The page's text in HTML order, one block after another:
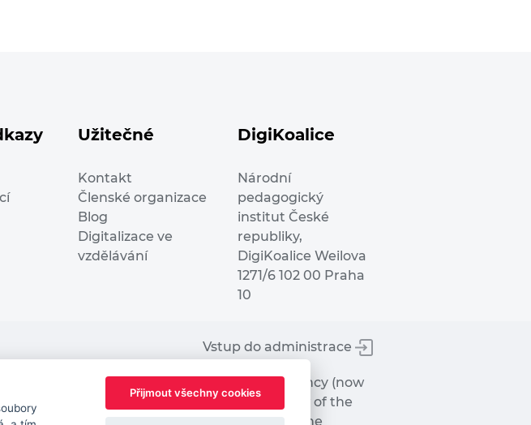
Užitečné
Kontakt
Členské organizace
Blog
Digitalizace ve
vzdělávání
DigiKoalice
Národní
pedagogický
institut České
republiky,
DigiKoalice Weilova
1271/6 102 00 Praha
10
Vstup do administrace
Innovation and Networks Executive Agency (now
author’s view. It does not represent the view of the
for any use that may be made of the
Přijmout všechny cookies